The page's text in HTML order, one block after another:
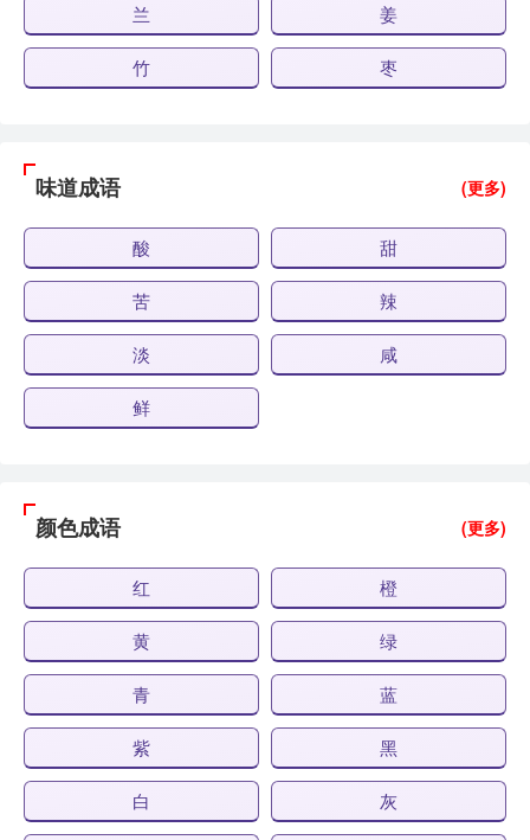
兰 姜
竹 枣
味道成语 (更多)
酸 甜
苦 辣
淡 咸
鲜
颜色成语 (更多)
红 橙
黄 绿
青 蓝
紫 黑
白 灰